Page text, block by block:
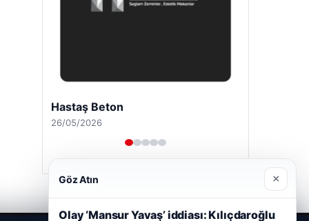
Hastaş Beton
26/05/2026
Göz Atın ×
Olay ‘Mansur Yavaş’ iddiası: Kılıçdaroğlu